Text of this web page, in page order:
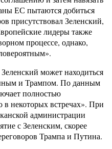
ЕС пытаются добиться
присутствовал Зеленский,
лидеры также
процессе, однако,
может находиться
и Трампом. По данным
полностью
в некоторых встречах». При
администрации
с Зеленским, скорее
Трампа и Путина.